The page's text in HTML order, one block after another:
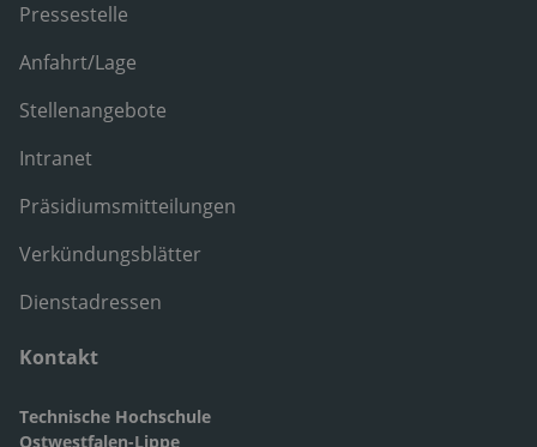
Pressestelle
Anfahrt/Lage
Stellenangebote
Intranet
Präsidiumsmitteilungen
Verkündungsblätter
Dienstadressen
Kontakt
Technische Hochschule
Ostwestfalen-Lippe